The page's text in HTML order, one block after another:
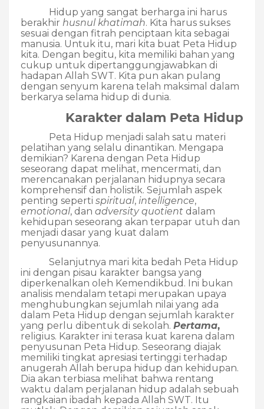
Hidup yang sangat berharga ini harus
berakhir husnul khatimah. Kita harus sukses
sesuai dengan fitrah penciptaan kita sebagai
manusia. Untuk itu, mari kita buat Peta Hidup
kita. Dengan begitu, kita memiliki bahan yang
cukup untuk dipertanggungjawabkan di
hadapan Allah SWT. Kita pun akan pulang
dengan senyum karena telah maksimal dalam
berkarya selama hidup di dunia.
Karakter dalam Peta Hidup
Peta Hidup menjadi salah satu materi
pelatihan yang selalu dinantikan. Mengapa
demikian? Karena dengan Peta Hidup
seseorang dapat melihat, mencermati, dan
merencanakan perjalanan hidupnya secara
komprehensif dan holistik. Sejumlah aspek
penting seperti spiritual, intelligence,
emotional, dan adversity quotient dalam
kehidupan seseorang akan terpapar utuh dan
menjadi dasar yang kuat dalam
penyusunannya.
Selanjutnya mari kita bedah Peta Hidup
ini dengan pisau karakter bangsa yang
diperkenalkan oleh Kemendikbud. Ini bukan
analisis mendalam tetapi merupakan upaya
menghubungkan sejumlah nilai yang ada
dalam Peta Hidup dengan sejumlah karakter
yang perlu dibentuk di sekolah. Pertama,
religius. Karakter ini terasa kuat karena dalam
penyusunan Peta Hidup. Seseorang diajak
memiliki tingkat apresiasi tertinggi terhadap
anugerah Allah berupa hidup dan kehidupan.
Dia akan terbiasa melihat bahwa rentang
waktu dalam perjalanan hidup adalah sebuah
rangkaian ibadah kepada Allah SWT. Itu